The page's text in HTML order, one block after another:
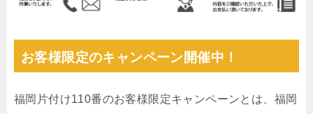
お客様限定のキャンペーン開催中！
福岡片付け110番のお客様限定キャンペーンとは、福岡